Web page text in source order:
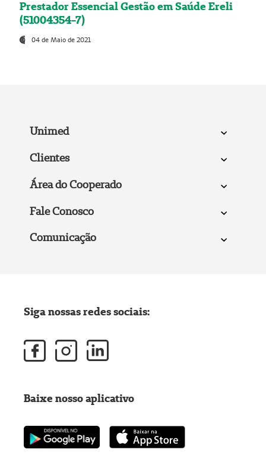
Prestador Essencial Gestão em Saúde Ereli
(51004354-7)
04 de Maio de 2021
Unimed
Clientes
Área do Cooperado
Fale Conosco
Comunicação
Siga nossas redes sociais:
Baixe nosso aplicativo